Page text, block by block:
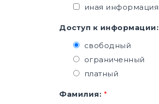
иная информация
Доступ к информации:
свободный
ограниченный
платный
Фамилия: *